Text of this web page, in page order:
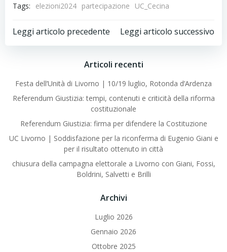
Tags:
elezioni2024 partecipazione UC_Cecina
Post
navigation
Leggi articolo precedente
Post
navigation
Leggi articolo successivo
Articoli recenti
Festa dell’Unità di Livorno | 10/19 luglio, Rotonda d’Ardenza
Referendum Giustizia: tempi, contenuti e criticità della riforma
costituzionale
Referendum Giustizia: firma per difendere la Costituzione
UC Livorno | Soddisfazione per la riconferma di Eugenio Giani e
per il risultato ottenuto in città
chiusura della campagna elettorale a Livorno con Giani, Fossi,
Boldrini, Salvetti e Brilli
Archivi
Luglio 2026
Gennaio 2026
Ottobre 2025